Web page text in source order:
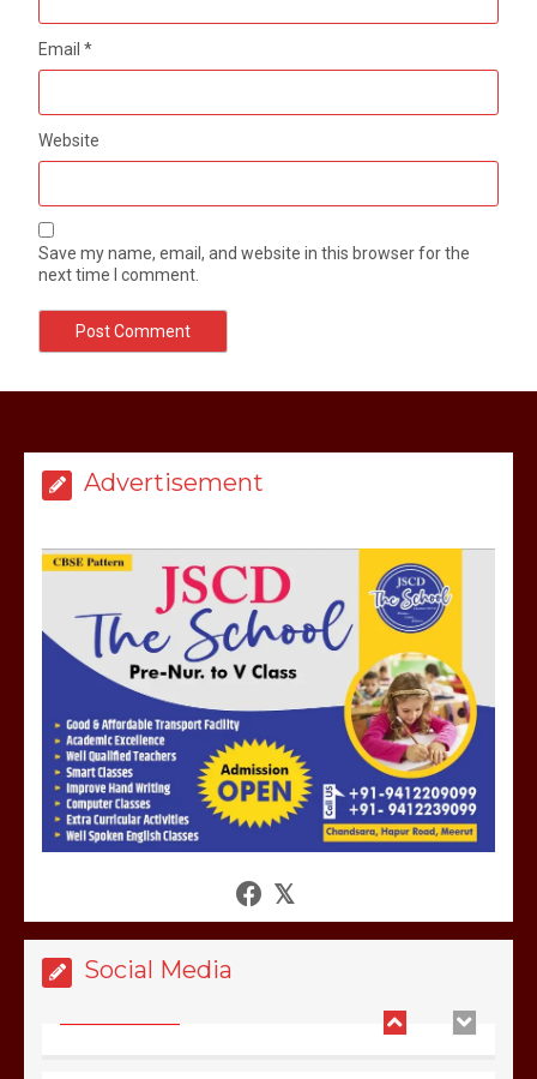
Email*
Website
Save my name, email, and website in this browser for the
next time I comment.
Advertisement
Social Media
उठाकर खाते कुत्ते का वीडियो इंटरनेट पर जमकर
हो रहा वायरल
होलिका रखने पर लात मार कर होलिका को किया
तहस नहस,मोहल्ले वालों के साथ की गई गाली
गलोच ,कहा अगर रखी गई होली तो होगा खून
March 11, 2025
आखिर क्यों जैनुल सालीकिन को शहर काजी नहीं
शफीकुर्रहमान रहमान ने